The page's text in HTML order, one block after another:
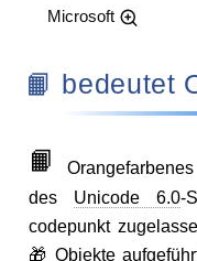
Microsoft
📙
📙
des Unicode 6.0-
codepunkt
🎁 Objekte